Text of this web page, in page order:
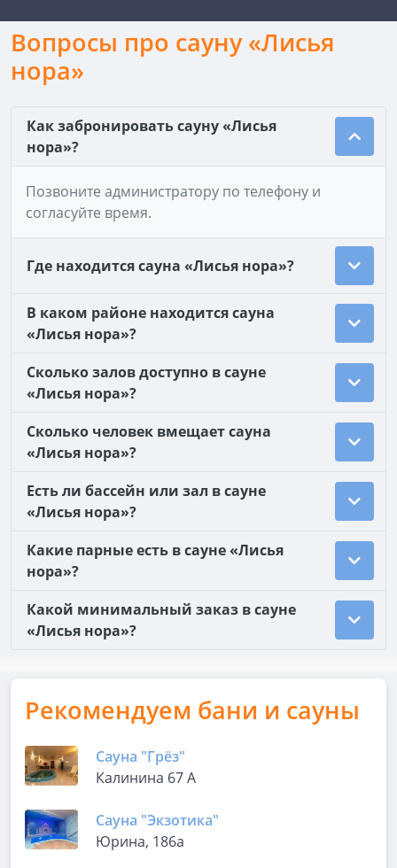
Вопросы про сауну «Лисья
нора»
Как забронировать сауну «Лисья
нора»?
Позвоните администратору по телефону и
согласуйте время.
Где находится сауна «Лисья нора»?
В каком районе находится сауна
«Лисья нора»?
Сколько залов доступно в сауне
«Лисья нора»?
Сколько человек вмещает сауна
«Лисья нора»?
Есть ли бассейн или зал в сауне
«Лисья нора»?
Какие парные есть в сауне «Лисья
нора»?
Какой минимальный заказ в сауне
«Лисья нора»?
Рекомендуем бани и сауны
Сауна "Грёз"
Калинина 67 А
Сауна "Экзотика"
Юрина, 186а